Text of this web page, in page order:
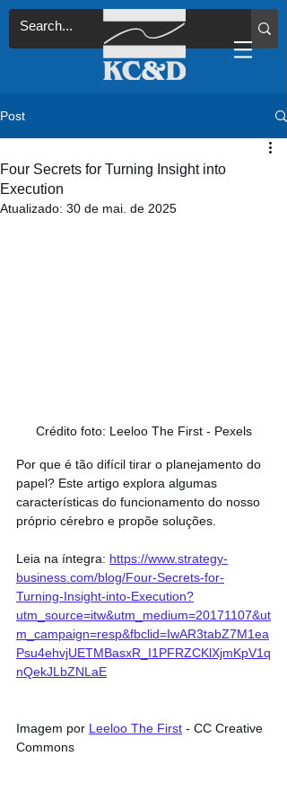
Post
Four Secrets for Turning Insight into
Execution
Atualizado: 30 de mai. de 2025
Crédito foto: Leeloo The First - Pexels
Por que é tão difícil tirar o planejamento do
papel? Este artigo explora algumas
características do funcionamento do nosso
próprio cérebro e propõe soluções.
Leia na íntegra: https://www.strategy-
business.com/blog/Four-Secrets-for-
Turning-Insight-into-Execution?
utm_source=itw&utm_medium=20171107&ut
m_campaign=resp&fbclid=IwAR3tabZ7M1ea
Psu4ehvjUETMBasxR_I1PFRZCKlXjmKpV1q
nQekJLbZNLaE
Imagem por Leeloo The First - CC Creative
Commons